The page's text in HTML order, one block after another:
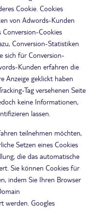
Cookie. Cookies
von Adwords-Kunden
Cookies
Conversion-Statistiken
sich für Conversion-
Kunden erfahren die
Anzeige geklickt haben
Tag versehenen Seite
keine Informationen,
lassen.
teilnehmen möchten,
Setzen eines Cookies
die das automatische
Sie können Cookies für
indem Sie Ihren Browser
werden. Googles